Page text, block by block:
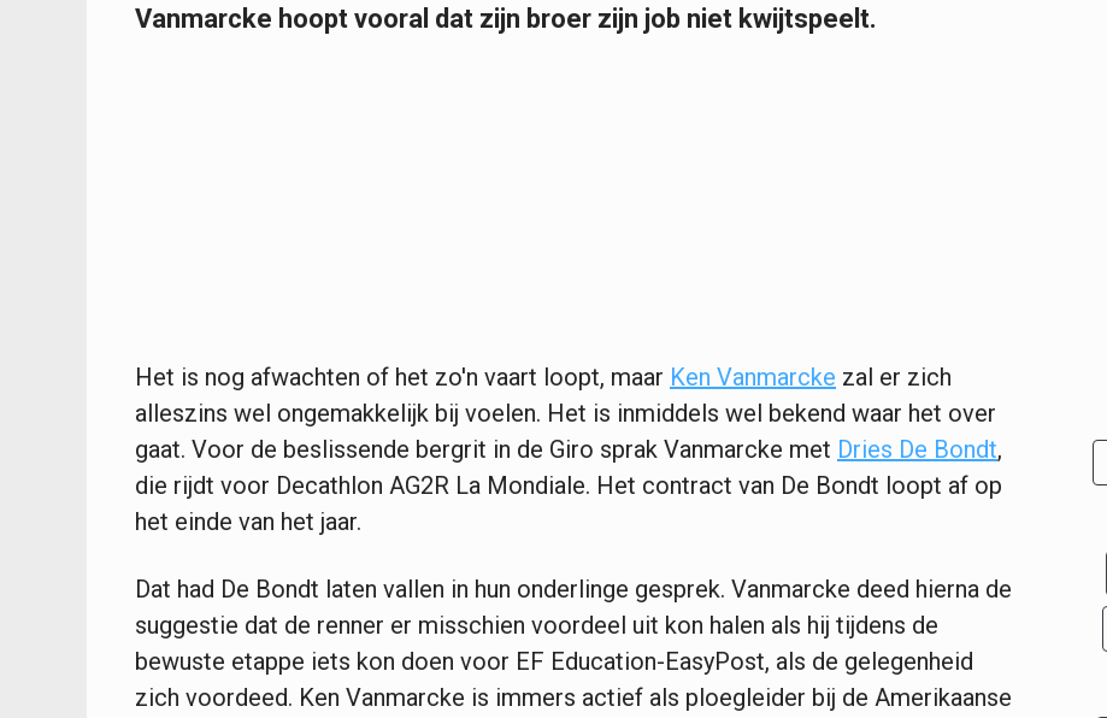
Vanmarcke hoopt vooral dat zijn broer zijn job niet kwijtspeelt.
Het is nog afwachten of het zo'n vaart loopt, maar Ken Vanmarcke zal er zich
alleszins wel ongemakkelijk bij voelen. Het is inmiddels wel bekend waar het over
gaat. Voor de beslissende bergrit in de Giro sprak Vanmarcke met Dries De Bondt,
die rijdt voor Decathlon AG2R La Mondiale. Het contract van De Bondt loopt af op
het einde van het jaar.
Dat had De Bondt laten vallen in hun onderlinge gesprek. Vanmarcke deed hierna de
suggestie dat de renner er misschien voordeel uit kon halen als hij tijdens de
bewuste etappe iets kon doen voor EF Education-EasyPost, als de gelegenheid
zich voordeed. Ken Vanmarcke is immers actief als ploegleider bij de Amerikaanse